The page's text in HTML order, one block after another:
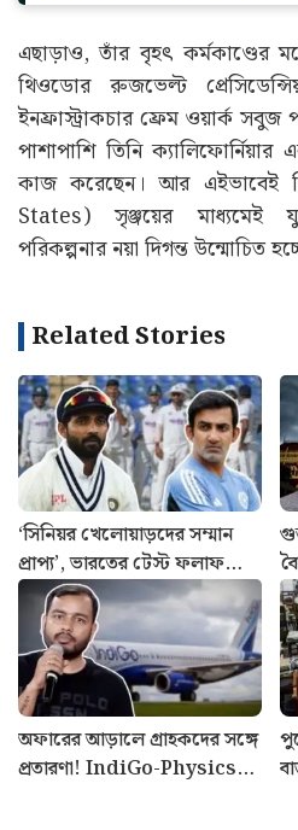
এছাড়াও, তাঁর বৃহৎ কর্মকাণ্ডের
থিওডোর রুজভেল্ট
ইনফ্রাস্ট্রাকচার ফ্রেম ওয়ার্ক
পাশাপাশি তিনি
কাজ করেছেন। আর এইভাবেই
States) সৃঞ্জয়ের মাধ্যমেই
পরিকল্পনার নয়া দিগন্ত উন্মোচিত
Related Stories
‘সিনিয়র খেলোয়াড়দের সম্মান
প্রাপ্য’, ভারতের টেস্ট ফলাফলে
চিন্তিত রাহানে, গম্ভীরের উদ্দেশ্যে
বিশেষ পরামর্শ
অফারের আড়ালে গ্রাহকদের সঙ্গে
প্রতারণা! IndiGo-Physics